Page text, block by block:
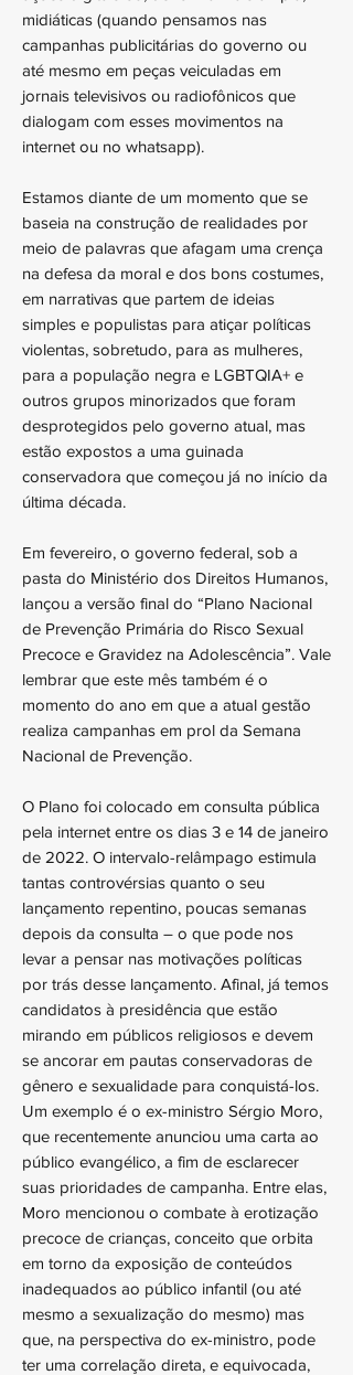
midiáticas (quando pensamos nas
campanhas publicitárias do governo ou
até mesmo em peças veiculadas em
jornais televisivos ou radiofônicos que
dialogam com esses movimentos na
internet ou no whatsapp).
Estamos diante de um momento que se
baseia na construção de realidades por
meio de palavras que afagam uma crença
na defesa da moral e dos bons costumes,
em narrativas que partem de ideias
simples e populistas para atiçar políticas
violentas, sobretudo, para as mulheres,
para a população negra e LGBTQIA+ e
outros grupos minorizados que foram
desprotegidos pelo governo atual, mas
estão expostos a uma guinada
conservadora que começou já no início da
última década.
Em fevereiro, o governo federal, sob a
pasta do Ministério dos Direitos Humanos,
lançou a versão final do “Plano Nacional
de Prevenção Primária do Risco Sexual
Precoce e Gravidez na Adolescência”. Vale
lembrar que este mês também é o
momento do ano em que a atual gestão
realiza campanhas em prol da Semana
Nacional de Prevenção.
O Plano foi colocado em consulta pública
pela internet entre os dias 3 e 14 de janeiro
de 2022. O intervalo-relâmpago estimula
tantas controvérsias quanto o seu
lançamento repentino, poucas semanas
depois da consulta – o que pode nos
levar a pensar nas motivações políticas
por trás desse lançamento. Afinal, já temos
candidatos à presidência que estão
mirando em públicos religiosos e devem
se ancorar em pautas conservadoras de
gênero e sexualidade para conquistá-los.
Um exemplo é o ex-ministro Sérgio Moro,
que recentemente anunciou uma carta ao
público evangélico, a fim de esclarecer
suas prioridades de campanha. Entre elas,
Moro mencionou o combate à erotização
precoce de crianças, conceito que orbita
em torno da exposição de conteúdos
inadequados ao público infantil (ou até
mesmo a sexualização do mesmo) mas
que, na perspectiva do ex-ministro, pode
ter uma correlação direta, e equivocada,